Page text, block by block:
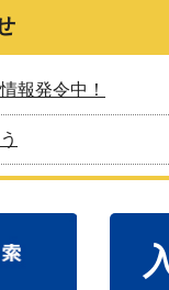
報発令中！